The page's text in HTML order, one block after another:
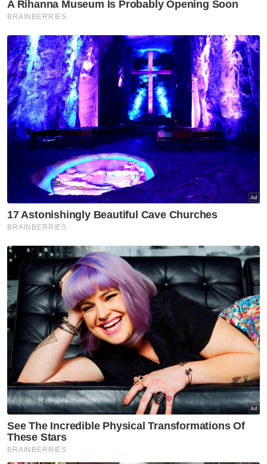
menyebabkan adanya gerakan oleh pihak
tertentu bagi memastikan pilihan raya kali ini
lebih telus dan berintegriti.
"Pertarungan Pilpres kali ini sangat besar tapi
senario yang berlaku, Jokowi tidak
menyokong calon partinya dari PDI-P (Parti
Demokrasi Indonesia Perjuangan) iaitu Ganjar
tapi dia memutuskan untuk menyokong
Prabowo.
"Sepertinya Prabowo mungkin menang. Jika
ia berlaku, akan ada koalisi antara Jokowi dan
Prabowo, sekali gus gandingan ini mungkin
berkuasa untuk tempoh dua penggal akan
datang.
"Jokowi sendiri sudah berkuasa selama dua